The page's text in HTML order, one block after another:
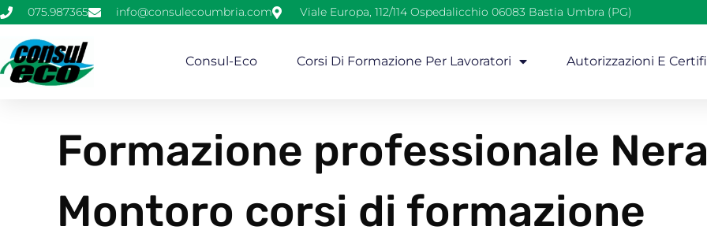
075.987365 info@consulecoumbria.com Viale Europa, 112/114 Ospedalicchio 06083 Bastia Umbra (PG)
Consul-Eco Corsi Di Formazione Per Lavoratori Autorizzazioni E
Formazione professionale Nera
Montoro corsi di formazione